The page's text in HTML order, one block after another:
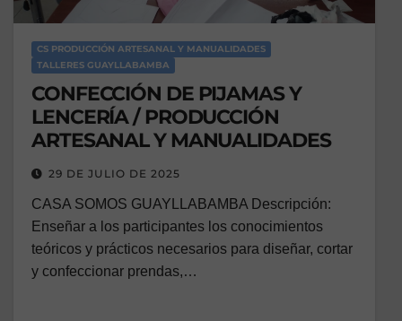
CS PRODUCCIÓN ARTESANAL Y MANUALIDADES
TALLERES GUAYLLABAMBA
CONFECCIÓN DE PIJAMAS Y
LENCERÍA / PRODUCCIÓN
ARTESANAL Y MANUALIDADES
29 DE JULIO DE 2025
CASA SOMOS GUAYLLABAMBA Descripción:
Enseñar a los participantes los conocimientos
teóricos y prácticos necesarios para diseñar, cortar
y confeccionar prendas,…